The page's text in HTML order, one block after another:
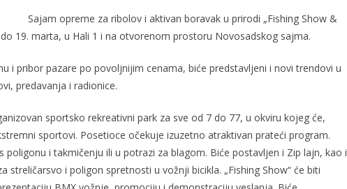
Sajam opreme za ribolov i aktivan boravak u prirodi „Fishing Show &
19. marta, u Hali 1 i na otvorenom prostoru Novosadskog sajma.
i pribor pazare po povoljnijim cenama, biće predstavljeni i novi trendovi u
predavanja i radionice.
sportsko rekreativni park za sve od 7 do 77, u okviru kojeg će,
sportovi. Posetioce očekuje izuzetno atraktivan prateći program.
poligonu i takmičenju ili u potrazi za blagom. Biće postavljen i Zip lajn, kao i
streličarsvo i poligon spretnosti u vožnji bicikla. „Fishing Show“ će biti